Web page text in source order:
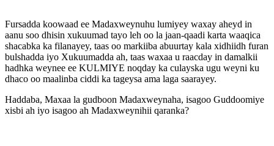
Fursadda koowaad ee Madaxweynuhu lumiyey waxay aheyd in
aanu soo dhisin xukuumad tayo leh oo la jaan-qaadi karta waaqica
shacabka ka filanayey, taas oo markiiba abuurtay kala xidhiidh furan
bulshadda iyo Xukuumadda ah, taas waxaa u raacday in damalkii
hadhka weynee ee KULMIYE noqday ka culayska ugu weyni ku
dhaco oo maalinba ciddi ka tageysa ama laga saarayey.
Haddaba, Maxaa la gudboon Madaxweynaha, isagoo Guddoomiye
xisbi ah iyo isagoo ah Madaxweynihii qaranka?